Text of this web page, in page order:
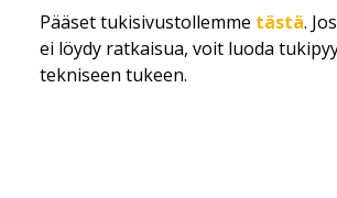
Pääset tukisivustollemme tästä.
ei löydy ratkaisua, voit luoda
tekniseen tukeen.